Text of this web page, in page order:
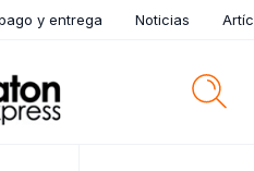
y entrega Noticias